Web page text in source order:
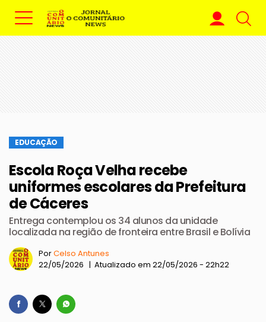
EDUCAÇÃO
Escola Roça Velha recebe
uniformes escolares da Prefeitura
de Cáceres
Entrega contemplou os 34 alunos da unidade
localizada na região de fronteira entre Brasil e Bolívia
PorCelso Antunes
22/05/2026 | Atualizado em 22/05/2026 - 22h22